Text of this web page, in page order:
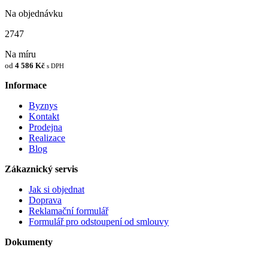
Na objednávku
2747
Na míru
od 4 586 Kč s DPH
Informace
Byznys
Kontakt
Prodejna
Realizace
Blog
Zákaznický servis
Jak si objednat
Doprava
Reklamační formulář
Formulář pro odstoupení od smlouvy
Dokumenty